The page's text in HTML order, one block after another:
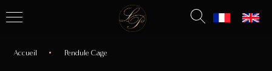
Accueil Pendule Cage